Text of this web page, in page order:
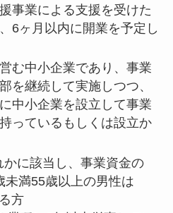
事業による支援を受けた
6ヶ月以内に開業を予定し
む中小企業であり、事業
を継続して実施しつつ、
中小企業を設立して事業
っているもしくは設立か
に該当し、事業資金の
未満55歳以上の男性は
方